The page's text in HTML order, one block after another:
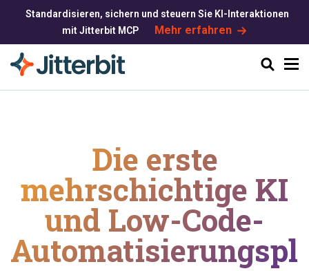
Suchen
Standardisieren, sichern und steuern Sie KI-Interaktionen
mit Jitterbit MCP
Mehr erfahren
Die erste
mehrschichtige KI
und Low-Code-